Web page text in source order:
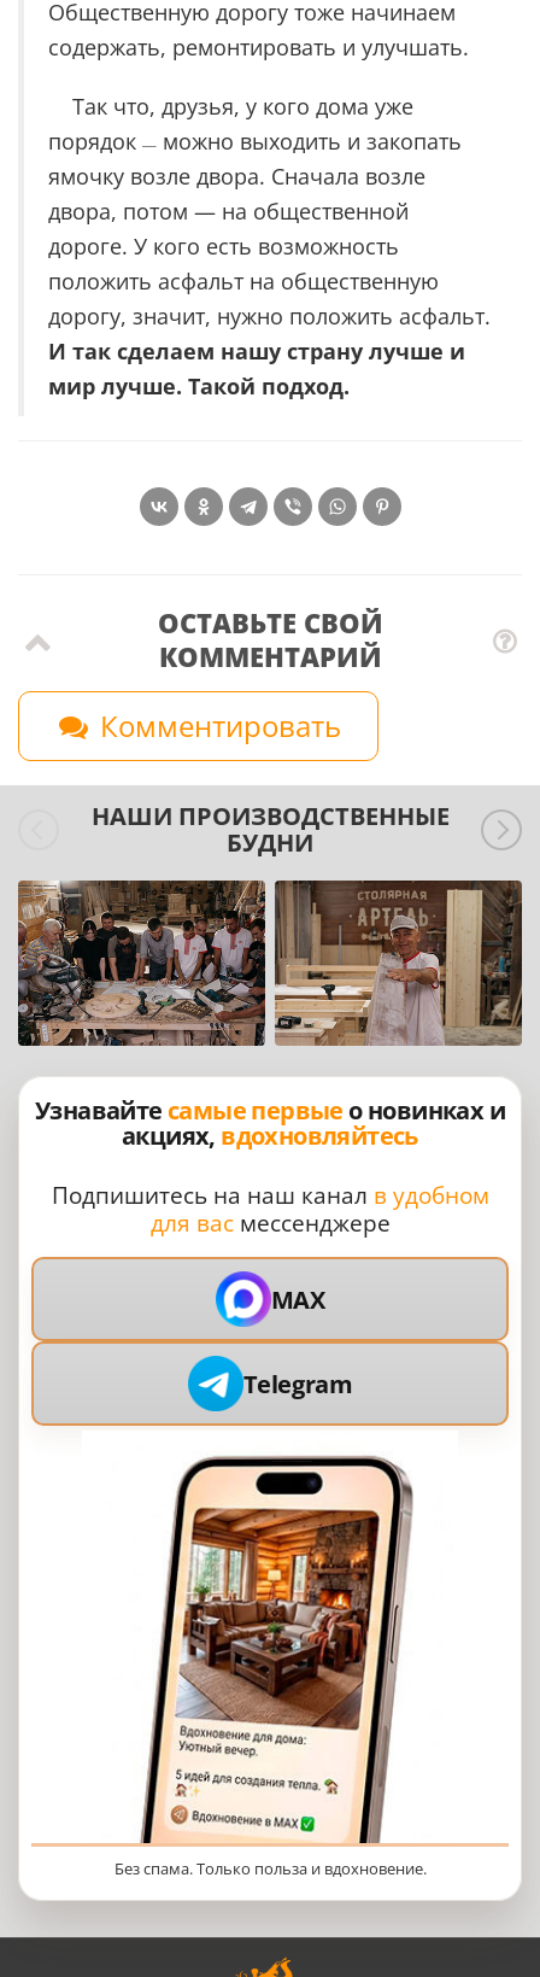
Общественную дорогу тоже начинаем
содержать, ремонтировать и улучшать.
Так что, друзья, у кого дома уже
порядок — можно выходить и закопать
ямочку возле двора. Сначала возле
двора, потом — на общественной
дороге. У кого есть возможность
положить асфальт на общественную
дорогу, значит, нужно положить асфальт.
И так сделаем нашу страну лучше и
мир лучше. Такой подход.
ОСТАВЬТЕ СВОЙ
КОММЕНТАРИЙ
Комментировать
НАШИ ПРОИЗВОДСТВЕННЫЕ
БУДНИ
Узнавайте самые первые о новинках и
акциях, вдохновляйтесь
Подпишитесь на наш канал в удобном
для васмессенджере
MAX
Telegram
Без спама. Только польза и вдохновение.